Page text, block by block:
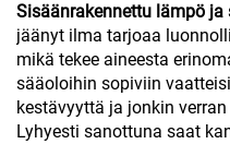
Sisäänrakennettu lämpö ja
jäänyt ilma tarjoaa
mikä tekee aineesta
sääoloihin sopiviin
kestävyyttä ja jonkin
Lyhyesti sanottuna saat